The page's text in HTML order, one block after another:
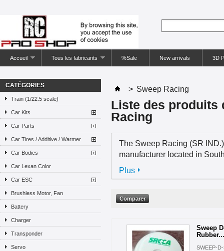
Accueil Tous les fabricants %Sale New arrivals 3D
CATÉGORIES
Train (1/22.5 scale)
Car Kits
Car Parts
Car Tires / Additive / Warmer
Car Bodies
Car Lexan Color
Car ESC
Brushless Motor, Fan
Battery
Charger
Transponder
Servo
> Sweep Racing
Liste des produits
Racing
The Sweep Racing (SR
manufacturer located in
Plus
Sweep
Rubber...
SWEEP-